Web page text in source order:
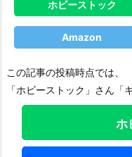
ホビーストック
Amazon
この記事の投稿時点では、
「ホビーストック」さん「
ホ